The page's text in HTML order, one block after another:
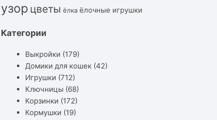
узор цветы ёлка ёлочные игрушки
Категории
Выкройки (179)
Домики для кошек (42)
Игрушки (712)
Ключницы (68)
Корзинки (172)
Кормушки (19)